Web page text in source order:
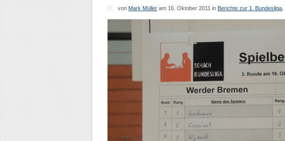
von Mark Müller am 16. Oktober 2011 in Berichte zur 1. Bundesliga